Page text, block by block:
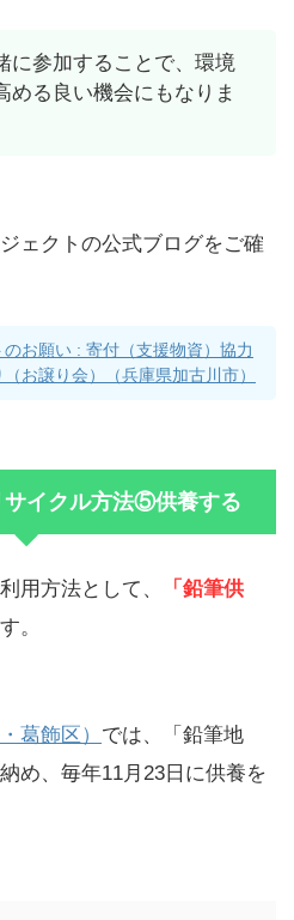
に参加することで、環境
める良い機会にもなりま
ェクトの公式ブログをご確
お願い : 寄付（支援物資）協力
お譲り会）（兵庫県加古川市）
サイクル方法⑤供養する
用方法として、
「鉛筆供
。
葛飾区） では、「鉛筆地
め、毎年11月23日に供養を